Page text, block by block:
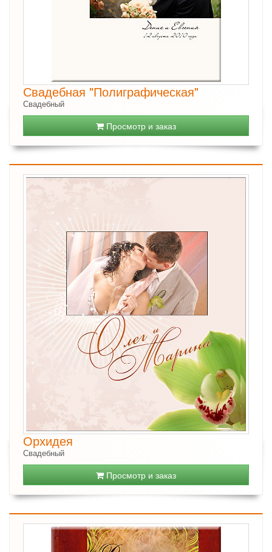
Свадебная "Полиграфическая"
Свадебный
Просмотр и заказ
Орхидея
Свадебный
Просмотр и заказ